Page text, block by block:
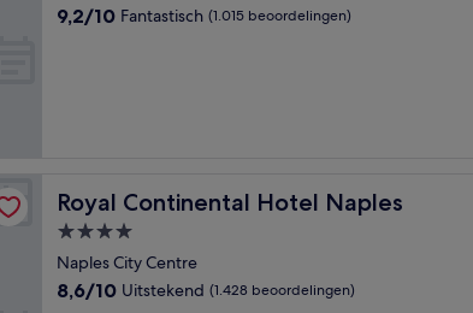
9.2
9,2/10 Fantastisch (1.015 beoordelingen)
Royal Continental Hotel Naples
Royal Continental Hotel Naples
4.0-
sterrenaccommodatie
Naples City Centre
8.6
8,6/10 Uitstekend (1.428 beoordelingen)